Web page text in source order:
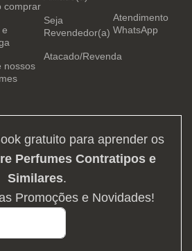
comprar
e
nossos
Seja
Revendedor(a)
Atacado/Revenda
Atendimento
WhatsApp
gratuito para aprender os
Perfumes Contratipos e
Similares.
Promoções e Novidades!